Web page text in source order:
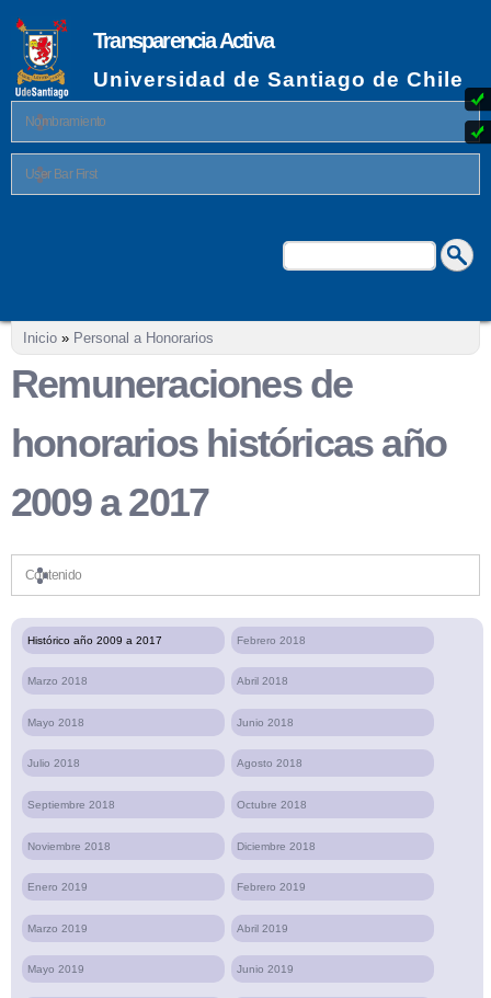
contenido
principal
Transparencia Activa
Universidad de Santiago de Chile
Nombramiento
User Bar First
Formulario de búsqueda
Buscar
Se encuentra usted aquí
Inicio » Personal a Honorarios
Remuneraciones de
honorarios históricas año
2009 a 2017
Contenido
Histórico año 2009 a 2017 Febrero 2018
Marzo 2018 Abril 2018
Mayo 2018 Junio 2018
Julio 2018 Agosto 2018
Septiembre 2018 Octubre 2018
Noviembre 2018 Diciembre 2018
Enero 2019 Febrero 2019
Marzo 2019 Abril 2019
Mayo 2019 Junio 2019